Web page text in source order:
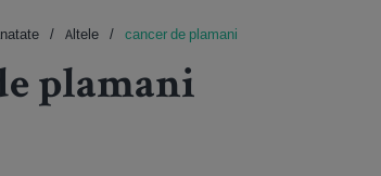
Altele cancer de plamani
plamani